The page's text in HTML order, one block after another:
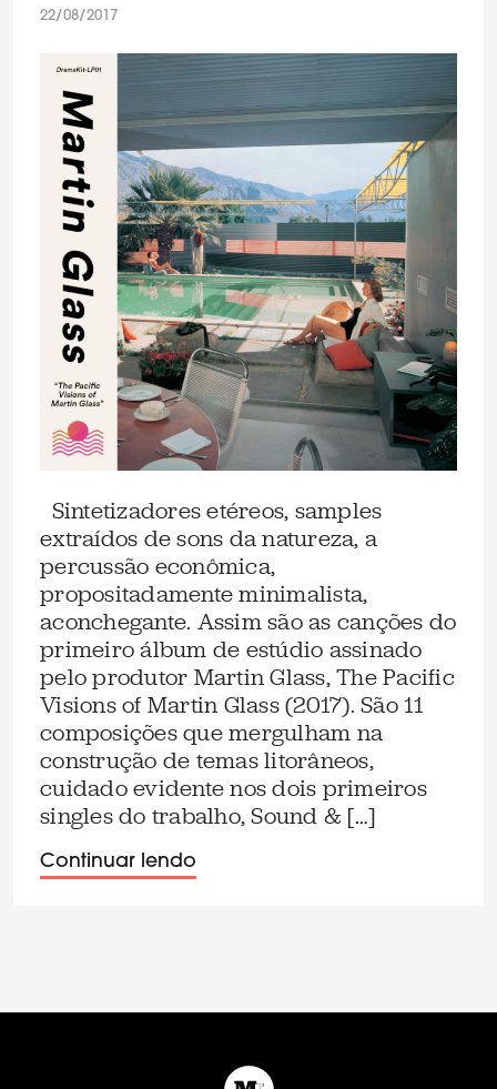
22/08/2017
Sintetizadores etéreos, samples
extraídos de sons da natureza, a
percussão econômica,
propositadamente minimalista,
aconchegante. Assim são as canções do
primeiro álbum de estúdio assinado
pelo produtor Martin Glass, The Pacific
Visions of Martin Glass (2017). São 11
composições que mergulham na
construção de temas litorâneos,
cuidado evidente nos dois primeiros
singles do trabalho, Sound & […]
Continuar lendo